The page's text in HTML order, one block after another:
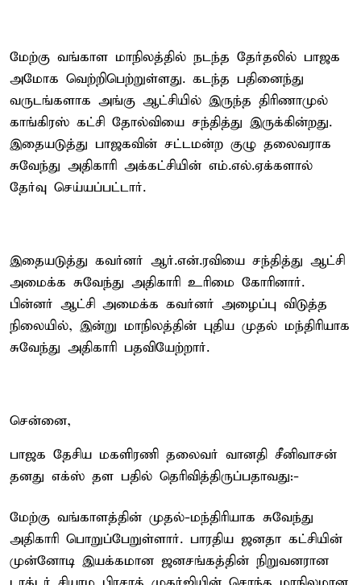
மேற்கு வங்காள மாநிலத்தில் நடந்த தேர்தலில் பாஜக
அமோக வெற்றிபெற்றுள்ளது. கடந்த பதினைந்து
வருடங்களாக அங்கு ஆட்சியில் இருந்த திரிணாமுல்
காங்கிரஸ் கட்சி தோல்வியை சந்தித்து இருக்கின்றது.
இதையடுத்து பாஜகவின் சட்டமன்ற குழு தலைவராக
சுவேந்து அதிகாரி அக்கட்சியின் எம்.எல்.ஏக்களால்
தேர்வு செய்யப்பட்டார்.
இதையடுத்து கவர்னர் ஆர்.என்.ரவியை சந்தித்து ஆட்சி
அமைக்க சுவேந்து அதிகாரி உரிமை கோரினார்.
பின்னர் ஆட்சி அமைக்க கவர்னர் அழைப்பு விடுத்த
நிலையில், இன்று மாநிலத்தின் புதிய முதல் மந்திரியாக
சுவேந்து அதிகாரி பதவியேற்றார்.
சென்னை,
பாஜக தேசிய மகளிரணி தலைவர் வானதி சீனிவாசன்
தனது எக்ஸ் தள பதில் தெரிவித்திருப்பதாவது:-
மேற்கு வங்காளத்தின் முதல்-மந்திரியாக சுவேந்து
அதிகாரி பொறுப்பேறுள்ளார். பாரதிய ஜனதா கட்சியின்
முன்னோடி இயக்கமான ஜனசங்கத்தின் நிறுவனரான